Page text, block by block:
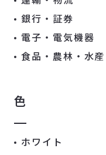
銀行・証券
電子・電気機器
食品・農林・水産
色
ホワイト